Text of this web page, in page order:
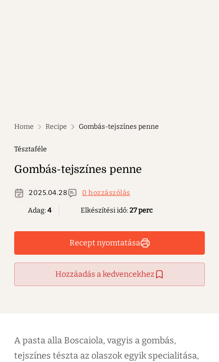
Home Recipe Gombás-tejszínes penne
Tésztaféle
Gombás-tejszínes penne
2025.04.28 0 hozzászólás
Adag:4 Elkészítési idő:27 perc
Recept nyomtatása
Hozzáadás a kedvencekhez
A pasta alla Boscaiola, vagyis a gombás,
tejszínes tészta az olaszok egyik specialitása,